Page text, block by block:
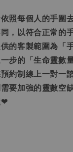
照每個人的手圍
，以符合正常的手
供的客製範圍為「
步的「生命靈數
預約制線上一對一
需要加強的靈數空
❤